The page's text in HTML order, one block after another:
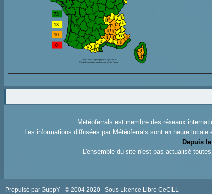
Météoferrals est membre des réseaux
Les informations diffusées par Météoferrals sont en heure
Depuis
L'ensemble du site n'est pas actualisé
Propulsé par GuppY © 2004-2020 Sous Licence Libre CeCILL